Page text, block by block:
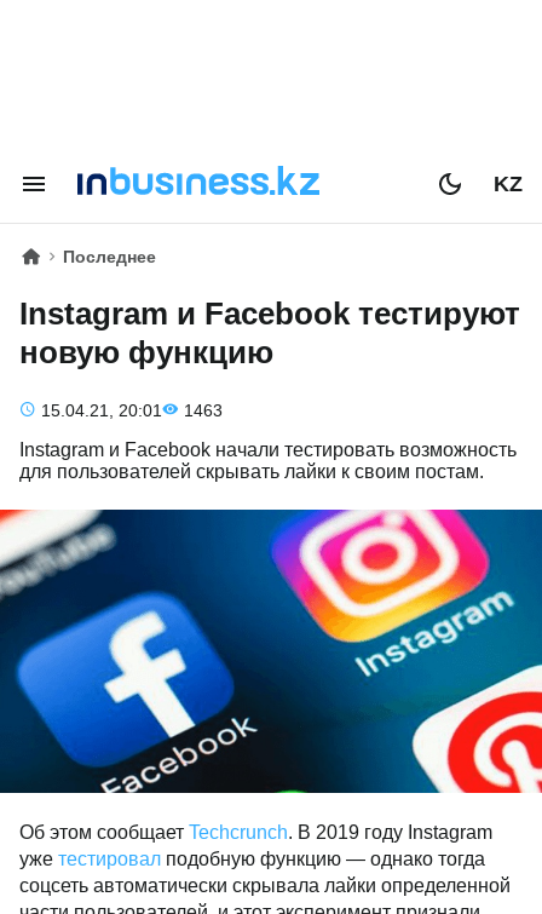
KZ
Последнее
Instagram и Facebook тестируют
новую функцию
15.04.21, 20:01 1463
Instagram и Facebook начали тестировать возможность
для пользователей скрывать лайки к своим постам.
Об этом сообщает Techcrunch. В 2019 году Instagram
уже тестировал подобную функцию — однако тогда
соцсеть автоматически скрывала лайки определенной